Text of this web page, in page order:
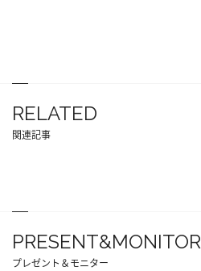
RELATED
関連記事
PRESENT&MONITOR
プレゼント＆モニター